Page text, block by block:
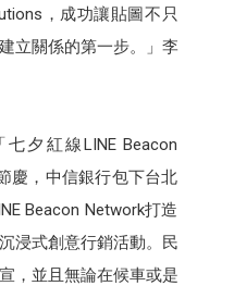
，成功讓貼圖不只
立關係的第一步。」李
夕紅線LINE Beacon
慶，中信銀行包下台北
Beacon Network打造
浸式創意行銷活動。民
，並且無論在候車或是